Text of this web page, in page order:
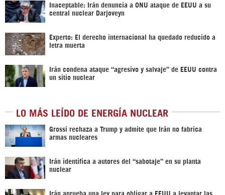
Inaceptable: Irán denuncia a ONU ataque de EEUU a su
central nuclear Darjoveyn
Experto: El derecho internacional ha quedado reducido a
letra muerta
Irán condena ataque “agresivo y salvaje” de EEUU contra
un sitio nuclear
LO MÁS LEÍDO DE ENERGÍA NUCLEAR
Grossi rechaza a Trump y admite que Irán no fabrica
armas nucleares
Irán identifica a autores del “sabotaje” en su planta
nuclear
Irán aprueba una ley para obligar a EEUU a levantar las